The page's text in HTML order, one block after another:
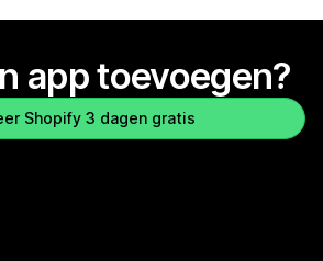
app toevoegen?
Shopify 3 dagen gratis